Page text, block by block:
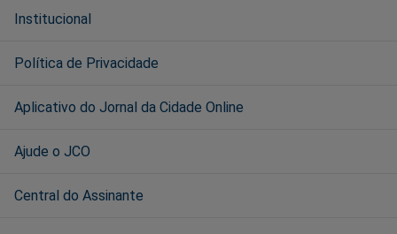
Institucional
Política de Privacidade
Aplicativo do Jornal da Cidade Online
Ajude o JCO
Central do Assinante